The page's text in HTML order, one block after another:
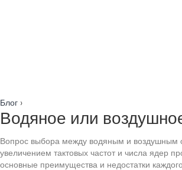
Блог ›
Водяное или
Вопрос выбора между водяным и воздушным
увеличением тактовых частот и числа ядер
основные преимущества и недостатки